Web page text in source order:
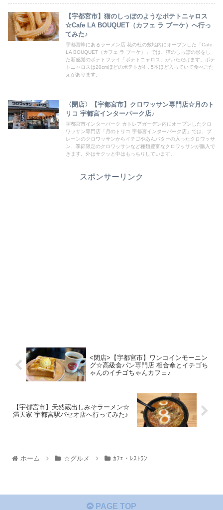
【宇都宮市】猫のしっぽのようなポテトニャロス
☆Cafe LA BOUQUET（カフェ ラ ブーケ）へ行っ
てみた♪
宇都宮峰にあるラーメン店 花の杜の敷地内にオープンした「Cafe
LA BOUQUET（カフェ ラ ブーケ）」では、猫のしっぽの形をし
た新感覚のポテトフライ「ポテトニャロス」がいただけます。ポテ
トニャロスは20cmほどのポテトが4，5本ほど入っていて食べごた
えがあります。
〈閉店〉【宇都宮市】クロワッサン専門店☆月のト
リコ 宇都宮インターパーク店♪
宇都宮市インターパーク カトレアガーデン内にオープンしたクロ
ワッサン専門店「月のトリコ 宇都宮インターパーク店」では、プ
レーンのクロワッサンからイチゴやあんバターの入ったクロワッサ
ン、季節限定のクロワッサンなど種類豊富なクロワッサンが購入で
きます。外はサクッと中はもっちりしています。
スポンサーリンク
<閉店>【宇都宮市】ワンコインモーニン
グ☆高級食パン専門店 相合傘とイチゴち
ゃんのイチゴちゃんカフェ♪
【宇都宮市】天然蔵出しみそラーメン☆
満天家 宇都宮駅パセオ店へ行ってみた♪
ホーム ☆グルメ ｶﾌｪ・ﾚｽﾄﾗﾝ
PAGE TOP